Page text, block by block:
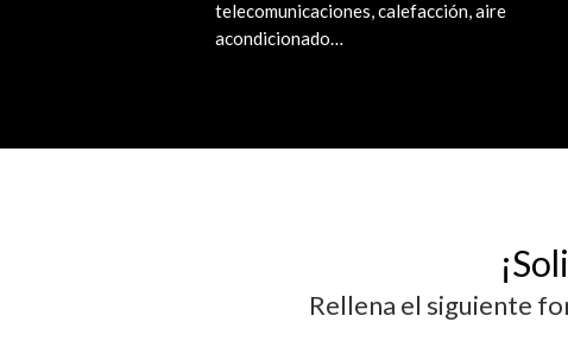
telecomunicaciones, calefacción, aire
acondicionado…
Rellena el siguiente